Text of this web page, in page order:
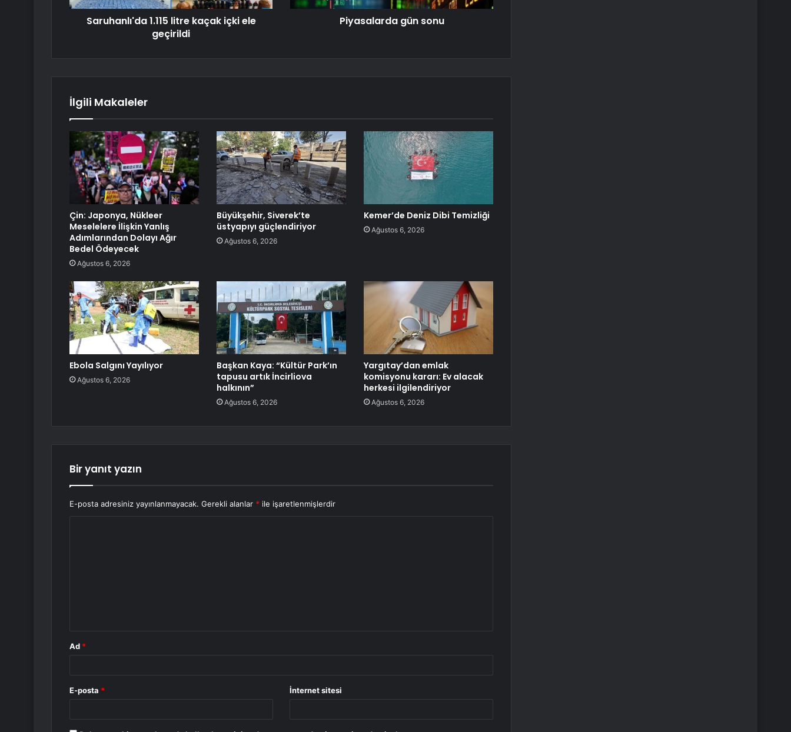
Saruhanlı'da 1.115 litre kaçak içki ele
geçirildi
Piyasalarda gün sonu
İlgili Makaleler
Çin: Japonya, Nükleer
Meselelere İlişkin Yanlış
Adımlarından Dolayı Ağır
Bedel Ödeyecek
Ağustos 6, 2026
Büyükşehir, Siverek’te
üstyapıyı güçlendiriyor
Ağustos 6, 2026
Kemer’de Deniz Dibi Temizliği
Ağustos 6, 2026
Ebola Salgını Yayılıyor
Ağustos 6, 2026
Başkan Kaya: “Kültür Park’ın
tapusu artık İncirliova
halkının”
Ağustos 6, 2026
Yargıtay’dan emlak
komisyonu kararı: Ev alacak
herkesi ilgilendiriyor
Ağustos 6, 2026
Bir yanıt yazın
E-posta adresiniz yayınlanmayacak. Gerekli alanlar * ile işaretlenmişlerdir
Ad *
E-posta * İnternet sitesi